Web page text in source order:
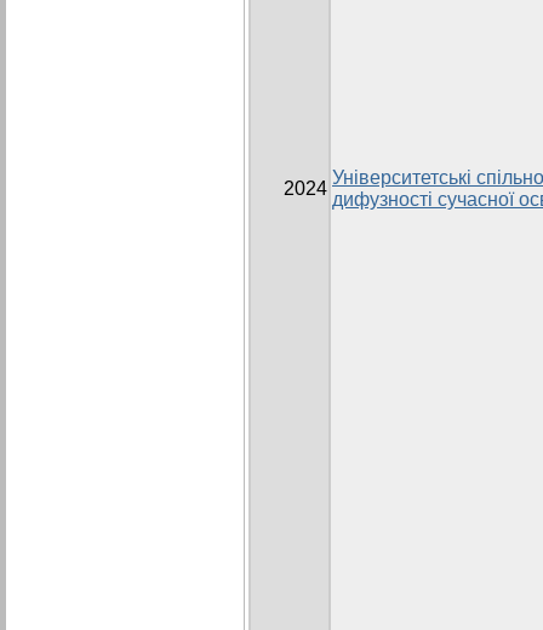
2024
Університетські
дифузності сучасної